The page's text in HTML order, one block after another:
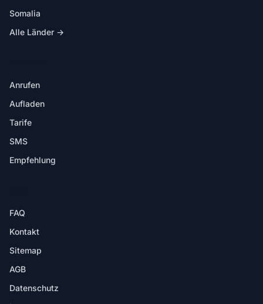
Somalia
Alle Länder →
Anrufen
Aufladen
Tarife
SMS
Empfehlung
FAQ
Kontakt
Sitemap
AGB
Datenschutz